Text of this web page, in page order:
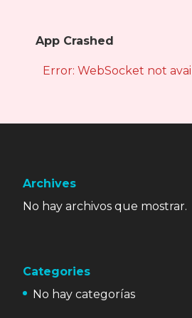
App Crashed
Error: WebSocket not
Archives
No hay archivos que mostrar.
Categories
No hay categorías